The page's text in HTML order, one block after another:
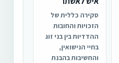
סקירה כללית של
הזכויות והחובות
ההדדיות בין בני זוג
בחיי הנישואין,
והחשיבות בהבנת